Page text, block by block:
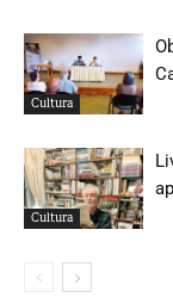
Cultura
Cultura